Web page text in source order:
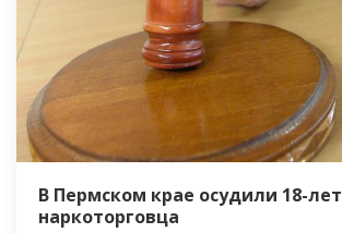
В Пермском крае осудили 18-
наркоторговца